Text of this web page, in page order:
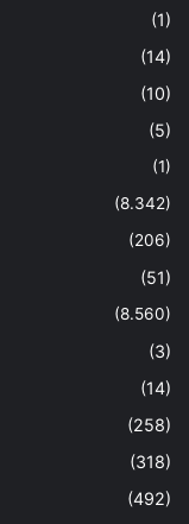
(1)
(14)
(10)
(5)
(1)
(8.342)
(206)
(51)
(8.560)
(3)
(14)
(258)
(318)
(492)